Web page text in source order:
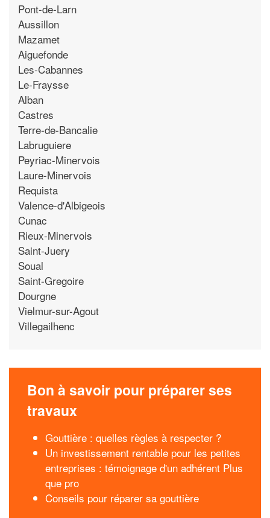
Pont-de-Larn
Aussillon
Mazamet
Aiguefonde
Les-Cabannes
Le-Fraysse
Alban
Castres
Terre-de-Bancalie
Labruguiere
Peyriac-Minervois
Laure-Minervois
Requista
Valence-d'Albigeois
Cunac
Rieux-Minervois
Saint-Juery
Soual
Saint-Gregoire
Dourgne
Vielmur-sur-Agout
Villegailhenc
Bon à savoir pour préparer ses
travaux
Gouttière : quelles règles à respecter ?
Un investissement rentable pour les petites
entreprises : témoignage d'un adhérent Plus
que pro
Conseils pour réparer sa gouttière